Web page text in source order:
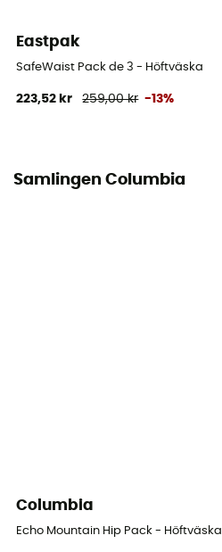
Eastpak
SafeWaist Pack de 3 - Höftväska
223,52 kr 259,00 kr -13%
Samlingen Columbia
Columbia
Echo Mountain Hip Pack - Höftväska